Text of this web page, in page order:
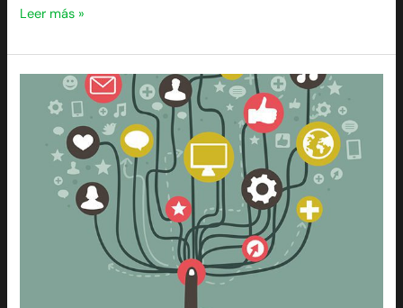
Leer más »
tiempos